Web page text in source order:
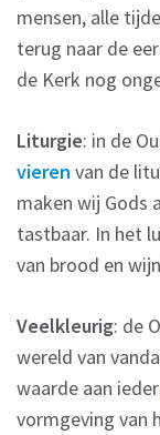
mensen, alle
terug naar de
de Kerk nog
Liturgie: in de
vieren van de
maken wij Gods
tastbaar. In het
van brood en
Veelkleurig: de
wereld van
waarde aan
vormgeving van